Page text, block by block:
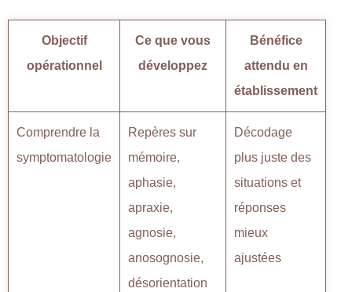
Objectif
opérationnel
Ce que vous
développez
Bénéfice
attendu en
établissement
Comprendre la
symptomatologie
Repères sur
mémoire,
aphasie,
apraxie,
agnosie,
anosognosie,
désorientation
Décodage
plus juste des
situations et
réponses
mieux
ajustées